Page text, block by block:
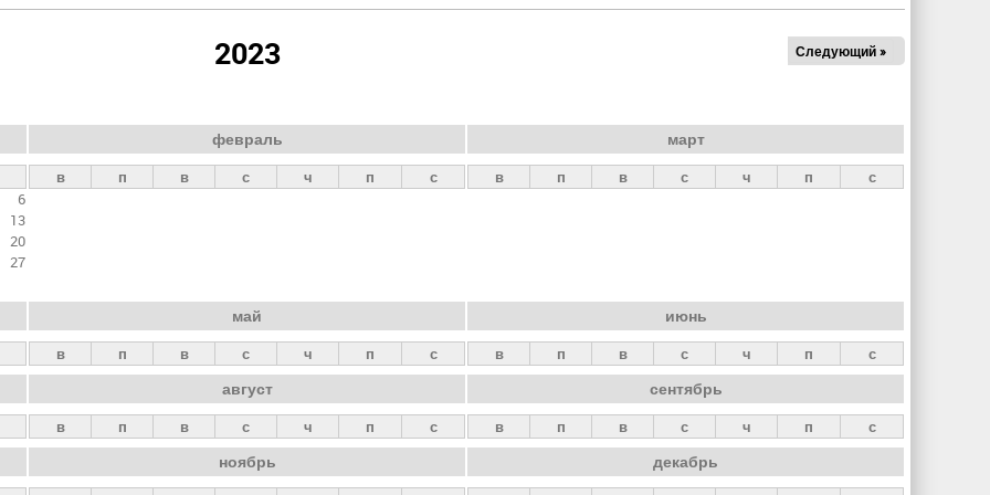
2023 Следующий »
6
13
20
27
февраль
в п в с ч п с
март
в п в с ч п с
май
в п в с ч п с
июнь
в п в с ч п с
август
в п в с ч п с
сентябрь
в п в с ч п с
ноябрь декабрь